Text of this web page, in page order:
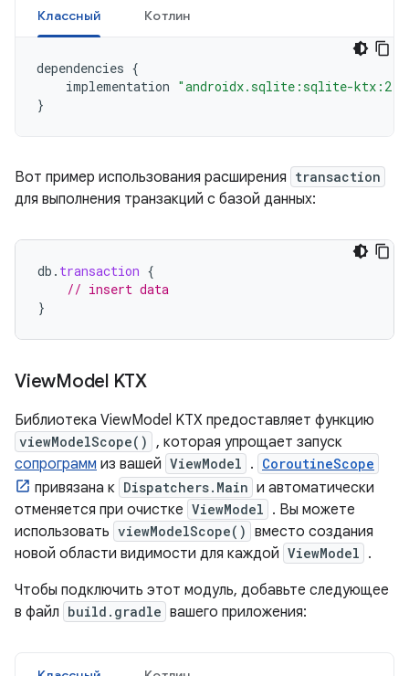
Классный Котлин
dependencies {
implementation "androidx.sqlite:sqlite-
}
Вот пример использования расширения transaction
для выполнения транзакций с базой данных:
db . transaction {
// insert data
}
ViewModel KTX
Библиотека ViewModel KTX предоставляет функцию
viewModelScope() , которая упрощает запуск
сопрограмм из вашей ViewModel . CoroutineScope
привязана к Dispatchers.Main и автоматически
отменяется при очистке ViewModel . Вы можете
использовать viewModelScope() вместо создания
новой области видимости для каждой ViewModel .
Чтобы подключить этот модуль, добавьте следующее
в файл build.gradle вашего приложения: